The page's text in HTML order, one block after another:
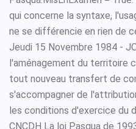
qui concerne la syntaxe,
ne se différencie en rien de
Jeudi 15 Novembre 1984 -
l'aménagement du territoire
tout nouveau transfert de
s'accompagner de
les conditions d'exercice du
CNCDH La loi Pasqua de